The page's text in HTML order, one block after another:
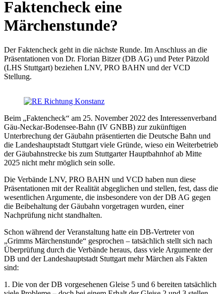
Faktencheck eine
Märchenstunde?
Der Faktencheck geht in die nächste Runde. Im Anschluss an die
Präsentationen von Dr. Florian Bitzer (DB AG) und Peter Pätzold
(LHS Stuttgart) beziehen LNV, PRO BAHN und der VCD
Stellung.
Beim „Faktencheck“ am 25. November 2022 des Interessenverband
Gäu-Neckar-Bodensee-Bahn (IV GNBB) zur zukünftigen
Unterbrechung der Gäubahn präsentierten die Deutsche Bahn und
die Landeshauptstadt Stuttgart viele Gründe, wieso ein Weiterbetrieb
der Gäubahnstrecke bis zum Stuttgarter Hauptbahnhof ab Mitte
2025 nicht mehr möglich sein solle.
Die Verbände LNV, PRO BAHN und VCD haben nun diese
Präsentationen mit der Realität abgeglichen und stellen, fest, dass die
wesentlichen Argumente, die insbesondere von der DB AG gegen
die Beibehaltung der Gäubahn vorgetragen wurden, einer
Nachprüfung nicht standhalten.
Schon während der Veranstaltung hatte ein DB-Vertreter von
„Grimms Märchenstunde“ gesprochen – tatsächlich stellt sich nach
Überprüfung durch die Verbände heraus, dass viele Argumente der
DB und der Landeshauptstadt Stuttgart mehr Märchen als Fakten
sind:
1. Die von der DB vorgesehenen Gleise 5 und 6 bereiten tatsächlich